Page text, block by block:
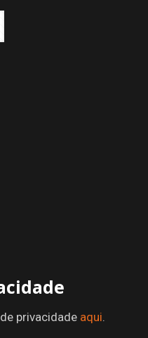
privacidade aqui.